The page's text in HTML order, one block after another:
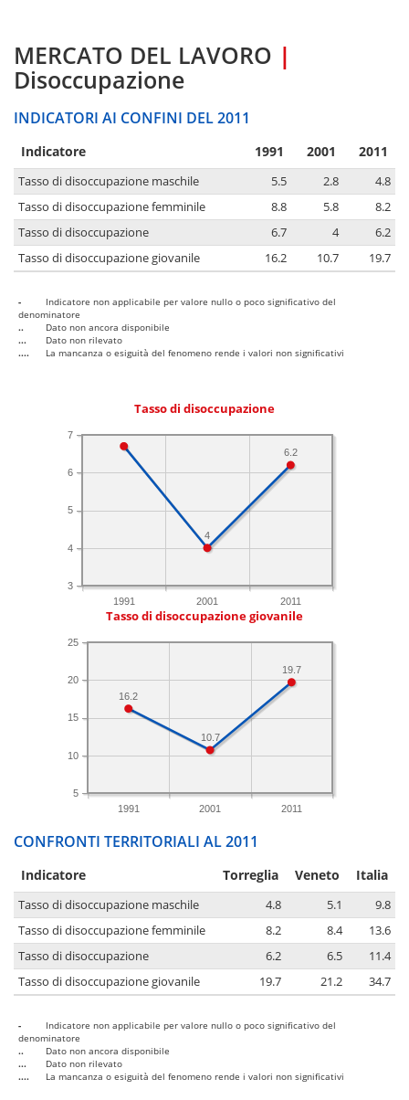
MERCATO DEL LAVORO |
Disoccupazione
INDICATORI AI CONFINI DEL 2011
Indicatore 1991 2001 2011
Tasso di disoccupazione maschile 5.5 2.8
4.8
Tasso di disoccupazione femminile
8.8 5.8
8.2
Tasso di disoccupazione
6.7 4
6.2
Tasso di disoccupazione giovanile
16.2 10.7 19.7
-
Indicatore non applicabile per valore nullo o poco significativo del
denominatore
..
Dato non ancora disponibile
...
Dato non rilevato
....
La mancanza o esiguità del fenomeno rende i valori non significativi
Tasso di disoccupazione
1991 2001 2011
3
4
5
6
7
6.2
4
Tasso di disoccupazione giovanile
1991 2001 2011
5
10
15
20
25
19.7
10.7
16.2
CONFRONTI TERRITORIALI AL 2011
Indicatore Torreglia Veneto Italia
Tasso di disoccupazione maschile 4.8 5.1
9.8
Tasso di disoccupazione femminile
8.2 8.4
13.6
Tasso di disoccupazione
6.2 6.5
11.4
Tasso di disoccupazione giovanile
19.7 21.2 34.7
-
Indicatore non applicabile per valore nullo o poco significativo del
denominatore
..
Dato non ancora disponibile
...
Dato non rilevato
....
La mancanza o esiguità del fenomeno rende i valori non significativi